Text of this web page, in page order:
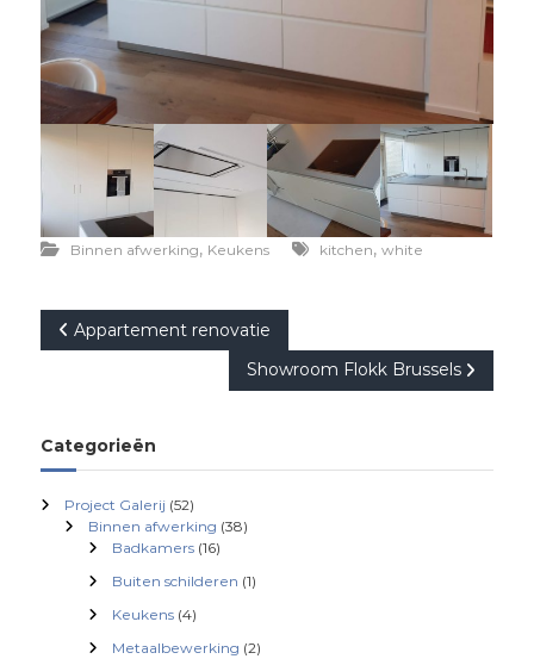
Binnen afwerking, Keukens kitchen,white
B
r
i
Appartement renovatie
Showroom Flokk Brussels
Categorieën
Project Galerij (52)
Binnen afwerking (38)
Badkamers (16)
Buiten schilderen (1)
Keukens (4)
Metaalbewerking (2)